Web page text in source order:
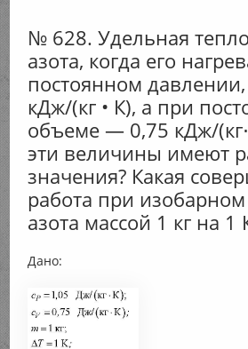
№ 628. Удельная
азота, когда его
постоянном
кДж/(кг • К), а при
объеме — 0,75 кДж/
эти величины имеют
значения? Какая
работа при
азота массой 1 кг на 1
Дано: